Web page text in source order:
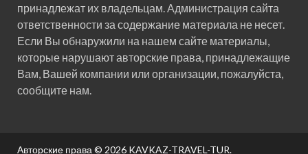
принадлежат их владельцам. Администрация сайта
ответственности за содержание материала не несет.
Если Вы обнаружили на нашем сайте материалы,
которые нарушают авторские права, принадлежащие
Вам, Вашей компании или организации, пожалуйста,
сообщите нам.
Авторские права © 2026 KAVKAZ-TRAVEL-TUR.